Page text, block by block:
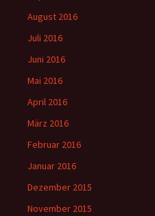
August 2016
Juli 2016
Juni 2016
Mai 2016
April 2016
März 2016
Februar 2016
Januar 2016
Dezember 2015
November 2015